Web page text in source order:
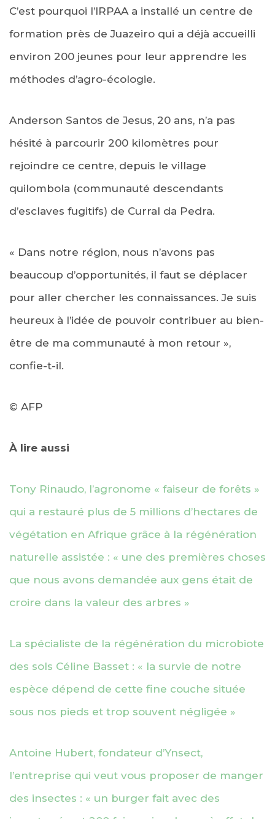
C’est pourquoi l’IRPAA a installé un centre de
formation près de Juazeiro qui a déjà accueilli
environ 200 jeunes pour leur apprendre les
méthodes d’agro-écologie.
Anderson Santos de Jesus, 20 ans, n’a pas
hésité à parcourir 200 kilomètres pour
rejoindre ce centre, depuis le village
quilombola (communauté descendants
d’esclaves fugitifs) de Curral da Pedra.
« Dans notre région, nous n’avons pas
beaucoup d’opportunités, il faut se déplacer
pour aller chercher les connaissances. Je suis
heureux à l’idée de pouvoir contribuer au bien-
être de ma communauté à mon retour »,
confie-t-il.
© AFP
À lire aussi
Tony Rinaudo, l’agronome « faiseur de forêts »
qui a restauré plus de 5 millions d’hectares de
végétation en Afrique grâce à la régénération
naturelle assistée : « une des premières choses
que nous avons demandée aux gens était de
croire dans la valeur des arbres »
La spécialiste de la régénération du microbiote
des sols Céline Basset : « la survie de notre
espèce dépend de cette fine couche située
sous nos pieds et trop souvent négligée »
Antoine Hubert, fondateur d’Ynsect,
l’entreprise qui veut vous proposer de manger
des insectes : « un burger fait avec des